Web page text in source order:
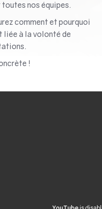
nos équipes.
comment et pourquoi
liée à la volonté de
!